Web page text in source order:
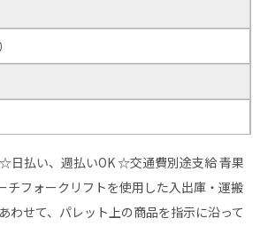
払い、週払いOK ☆交通費別途支給 青果
チフォークリフトを使用した入出庫・運搬
わせて、パレット上の商品を指示に沿って